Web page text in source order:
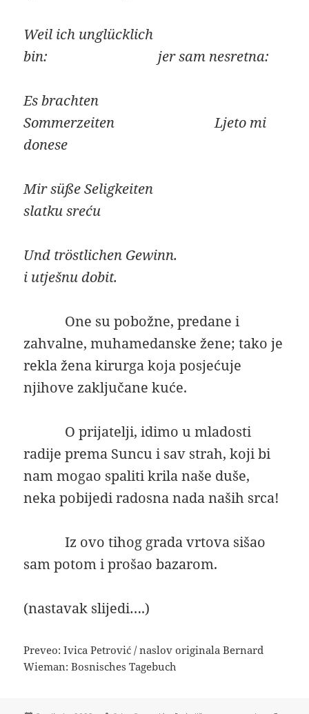
Weil ich unglücklich
bin: jer sam nesretna:
Es brachten
Sommerzeiten Ljeto mi
donese
Mir süße Seligkeiten
slatku sreću
Und tröstlichen Gewinn.
i utješnu dobit.
One su pobožne, predane i
zahvalne, muhamedanske žene; tako je
rekla žena kirurga koja posjećuje
njihove zaključane kuće.
O prijatelji, idimo u mladosti
radije prema Suncu i sav strah, koji bi
nam mogao spaliti krila naše duše,
neka pobijedi radosna nada naših srca!
Iz ovo tihog grada vrtova sišao
sam potom i prošao bazarom.
(nastavak slijedi….)
Preveo: Ivica Petrović / naslov originala Bernard
Wieman: Bosnisches Tagebuch